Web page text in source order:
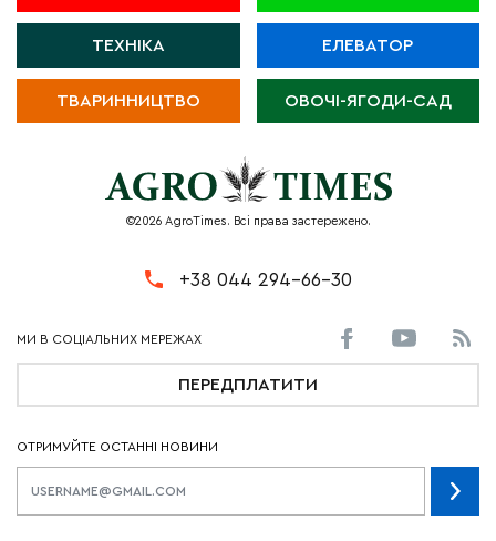
ТЕХНІКА ЕЛЕВАТОР
ТВАРИННИЦТВО ОВОЧІ-ЯГОДИ-САД
©2026 AgroTimes. Всі права застережено.
+38 044 294-66-30
ПЕРЕДПЛАТИТИ
ОТРИМУЙТЕ ОСТАННІ НОВИНИ